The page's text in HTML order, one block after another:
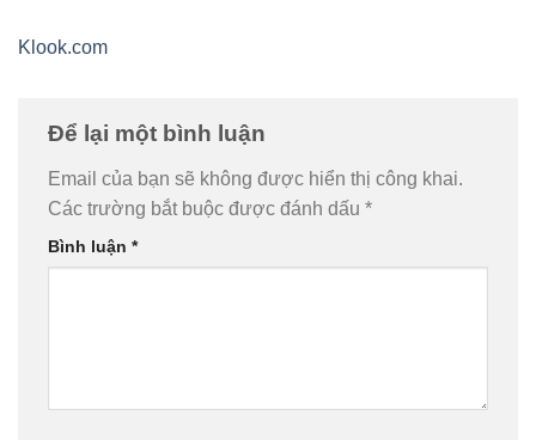
Klook.com
Để lại một bình luận
Email của bạn sẽ không được hiển thị công khai.
Các trường bắt buộc được đánh dấu *
Bình luận *